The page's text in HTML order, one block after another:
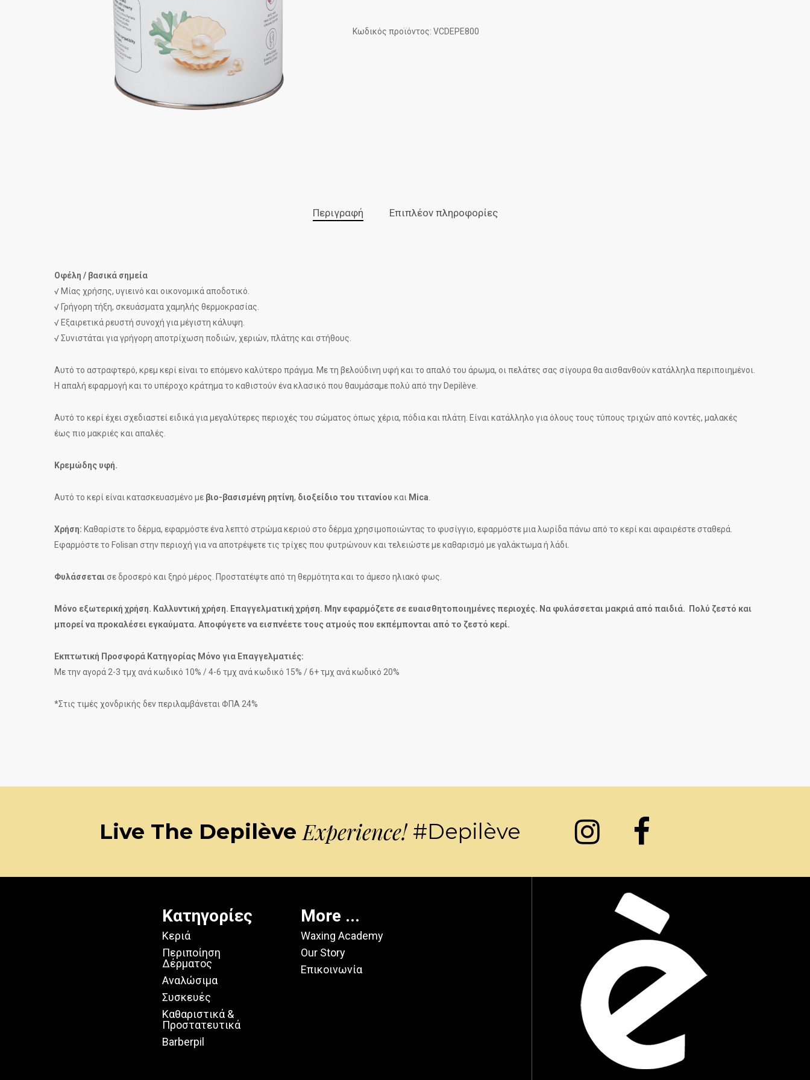
Κωδικός προϊόντος: VCDEPE800
Περιγραφή Επιπλέον πληροφορίες
Οφέλη / βασικά σημεία
√ Μίας χρήσης, υγιεινό και οικονομικά αποδοτικό.
√ Γρήγορη τήξη, σκευάσματα χαμηλής θερμοκρασίας.
√ Εξαιρετικά ρευστή συνοχή για μέγιστη κάλυψη.
√ Συνιστάται για γρήγορη αποτρίχωση ποδιών, χεριών, πλάτης και στήθους.
Αυτό το αστραφτερό, κρεμ κερί είναι το επόμενο καλύτερο πράγμα. Με τη βελούδινη υφή και το απαλό του άρωμα, οι πελάτες σας σίγουρα θα αισθανθούν κατάλληλα περιποιημένοι.
Η απαλή εφαρμογή και το υπέροχο κράτημα το καθιστούν ένα κλασικό που θαυμάσαμε πολύ από την Depilève.
Αυτό το κερί έχει σχεδιαστεί ειδικά για μεγαλύτερες περιοχές του σώματος όπως χέρια, πόδια και πλάτη. Είναι κατάλληλο για όλους τους τύπους τριχών από κοντές, μαλακές
έως πιο μακριές και απαλές.
Κρεμώδης υφή.
Αυτό το κερί είναι κατασκευασμένο με βιο-βασισμένη ρητίνη, διοξείδιο του τιτανίου και Mica.
Χρήση: Καθαρίστε το δέρμα, εφαρμόστε ένα λεπτό στρώμα κεριού στο δέρμα χρησιμοποιώντας το φυσίγγιο, εφαρμόστε μια λωρίδα πάνω από το κερί και αφαιρέστε σταθερά.
Εφαρμόστε το Folisan στην περιοχή για να αποτρέψετε τις τρίχες που φυτρώνουν και τελειώστε με καθαρισμό με γαλάκτωμα ή λάδι.
Φυλάσσεταισε δροσερό και ξηρό μέρος. Προστατέψτε από τη θερμότητα και το άμεσο ηλιακό φως.
Μόνο εξωτερική χρήση. Καλλυντική χρήση. Επαγγελματική χρήση. Μην εφαρμόζετε σε ευαισθητοποιημένες περιοχές. Να φυλάσσεται μακριά από παιδιά.
Πολύ ζεστό και
μπορεί να προκαλέσει εγκαύματα. Αποφύγετε να εισπνέετε τους ατμούς που εκπέμπονται από το ζεστό κερί.
Εκπτωτική Προσφορά Κατηγορίας Μόνο για Επαγγελματιές:
Με την αγορά 2-3 τμχ ανά κωδικό 10% / 4-6 τμχ ανά κωδικό 15% / 6+ τμχ ανά κωδικό 20%
*Στις τιμές χονδρικής δεν περιλαμβάνεται ΦΠΑ 24%
Live The Depilève Experience! #Depilève
Κατηγορίες
Κεριά
Περιποίηση
Δέρματος
Αναλώσιμα
Συσκευές
Καθαριστικά &
Προστατευτικά
Barberpil
More ...
Waxing Academy
Our Story
Επικοινωνία